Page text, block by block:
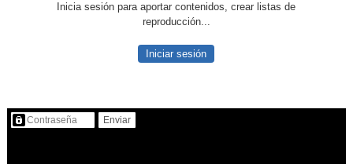
Inicia sesión para aportar contenidos, crear listas de
reproducción...
Iniciar sesión
Contenido protegido…